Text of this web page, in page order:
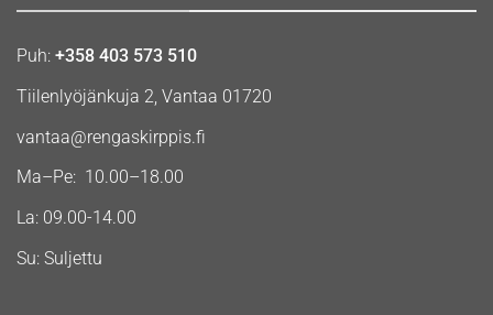
Puh: +358 403 573 510
Tiilenlyöjänkuja 2, Vantaa 01720
vantaa@rengaskirppis.fi
Ma–Pe: 10.00–18.00
La: 09.00-14.00
Su: Suljettu